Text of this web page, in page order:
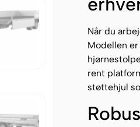
Når du
Modellen
rent
støttehjul